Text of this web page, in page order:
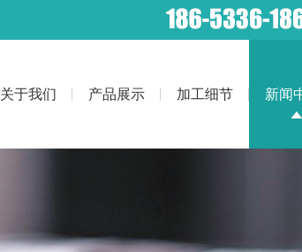
关于我们 产品展示 加工细节 新闻